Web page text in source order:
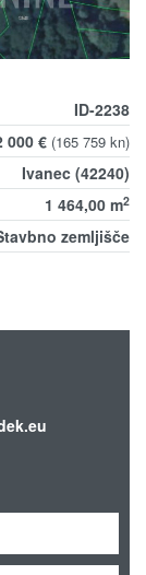
ID-2238
000 € (165 759 kn)
Ivanec (42240)
1 464,00 m2
zemljišče